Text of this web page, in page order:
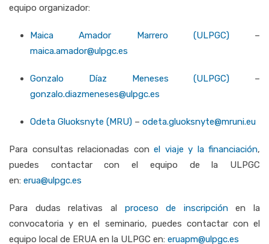
equipo organizador:
MaicaAmador Marrero (ULPGC)–
maica.amador@ulpgc.es
Gonzalo Díaz Meneses (ULPGC) –
gonzalo.diazmeneses@ulpgc.es
Odeta Gluoksnyte (MRU) – odeta.gluoksnyte@mruni.eu
Para consultas relacionadas con el viaje y la financiación,
puedes contactar con el equipo de la ULPGC
en: erua@ulpgc.es
Para dudas relativas al proceso de inscripciónen la
convocatoria y en el seminario, puedes contactar con el
equipo local de ERUA en la ULPGC en: eruapm@ulpgc.es